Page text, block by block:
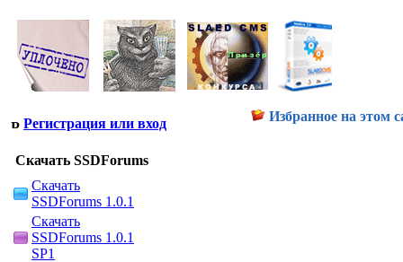
Регистрация или вход Избранное на этом
Скачать SSDForums
Скачать
SSDForums 1.0.1
Скачать
SSDForums 1.0.1
SP1